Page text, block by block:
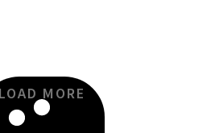
LOAD MORE